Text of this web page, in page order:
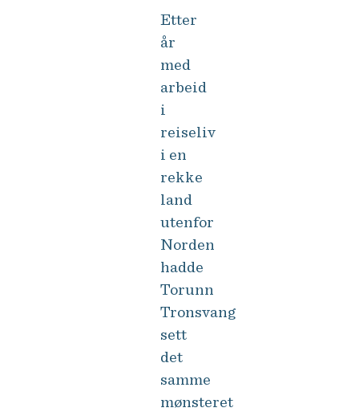
Etter
år
med
arbeid
i
reiseliv
i en
rekke
land
utenfor
Norden
hadde
Torunn
Tronsvang
sett
det
samme
mønsteret